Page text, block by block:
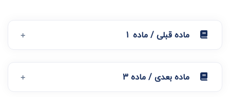
ماده قبلی / ماده 1
ماده بعدی / ماده 3